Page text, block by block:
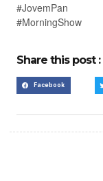
#JovemPan
#MorningShow
Share this post :
Facebook